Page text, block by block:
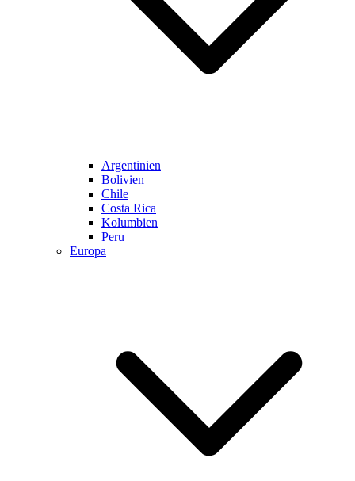
Argentinien
Bolivien
Chile
Costa Rica
Kolumbien
Peru
Europa